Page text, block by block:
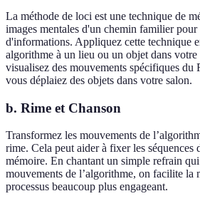
La méthode de loci est une technique de
images mentales d'un chemin familier pour
d'informations. Appliquez cette technique
algorithme à un lieu ou un objet dans votre
visualisez des mouvements spécifiques du
vous déplaiez des objets dans votre salon.
b. Rime et Chanson
Transformez les mouvements de
rime. Cela peut aider à fixer les séquences
mémoire. En chantant un simple refrain
mouvements de l’algorithme, on facilite la
processus beaucoup plus engageant.